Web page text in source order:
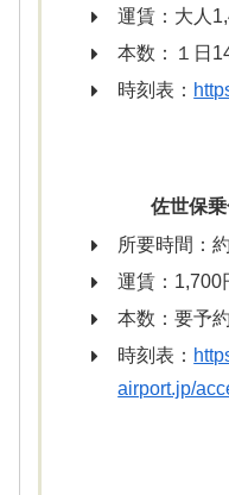
運賃：大人
本数：１日
時刻表：
佐世保
所要時間：
運賃：1,700
本数：要予約
時刻表：
airport.jp/